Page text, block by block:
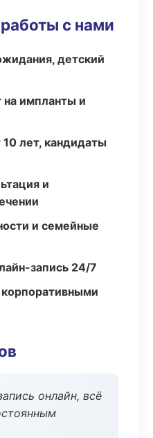
с нами
детский
на импланты и
лет, кандидаты
и
и семейные
запись 24/7
онлайн, всё